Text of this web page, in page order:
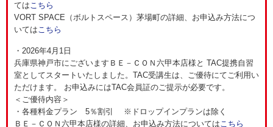
てはこちら
VORT SPACE（ボルトスペース）茅場町の詳細、お申込み方法につ
いてはこちら
・2026年4月1日
兵庫県神戸市にございますＢＥ－ＣＯＮ六甲本店様と TAC提携自習
室としてスタートいたしました。TAC受講生は、ご優待にてご利用い
ただけます。 お申込みにはTAC会員証のご提示が必要です。
＜ご優待内容＞
・各種料金プラン 5％割引 ※ドロップインプランは除く
ＢＥ－ＣＯＮ六甲本店様の詳細、お申込み方法についてはこちら